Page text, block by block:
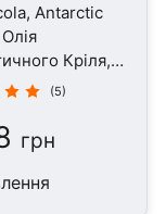
Antarctic
Кріля,
(5)
грн